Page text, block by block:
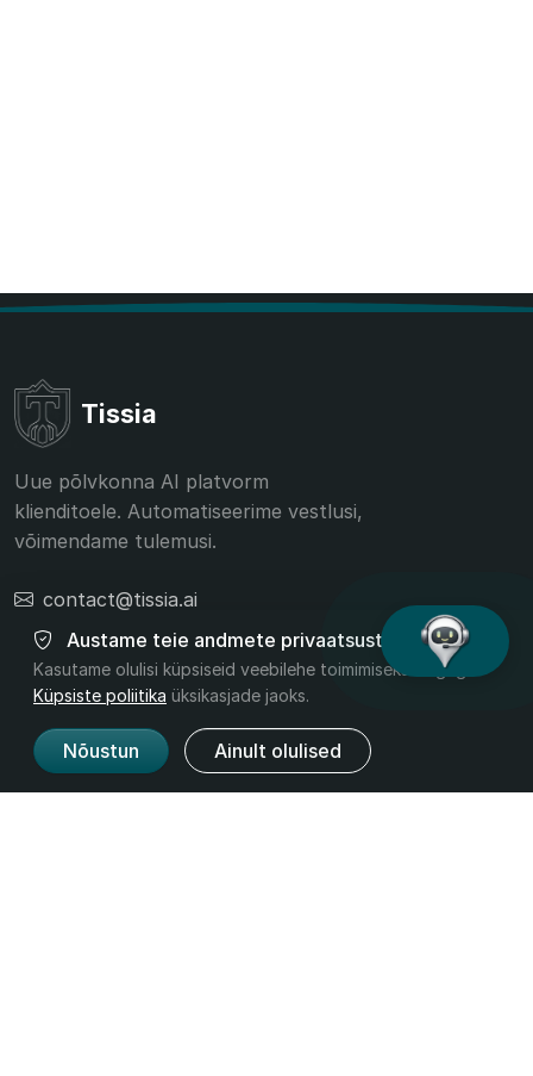
Tissia
Uue põlvkonna AI platvorm
klienditoele. Automatiseerime vestlusi,
võimendame tulemusi.
contact@tissia.ai
+40 756 392 332
Toode
Ettevõte
Austame teie andmete privaatsust
Kasutame olulisi küpsiseid veebilehe toimimiseks. Lugege
Küpsiste poliitika üksikasjade jaoks.
Nõustun Ainult olulised